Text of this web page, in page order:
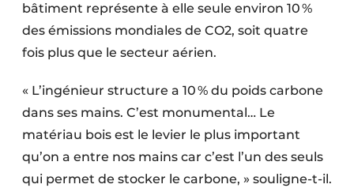
bâtiment représente à elle seule environ 10 %
des émissions mondiales de CO2, soit quatre
fois plus que le secteur aérien.
« L’ingénieur structure a 10 % du poids carbone
dans ses mains. C’est monumental… Le
matériau bois est le levier le plus important
qu’on a entre nos mains car c’est l’un des seuls
qui permet de stocker le carbone, » souligne-t-il.